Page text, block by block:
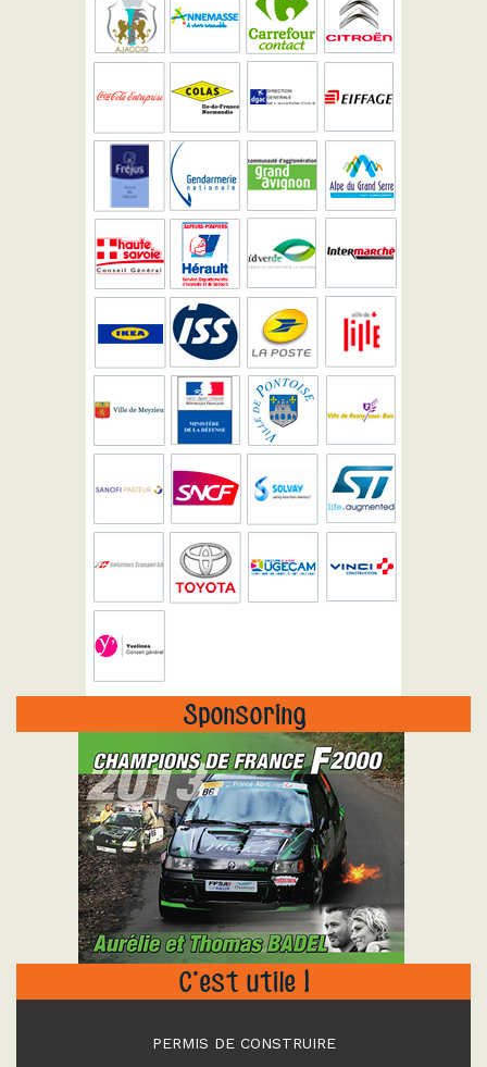
Sponsoring
"
C’est utile !
PERMIS DE CONSTRUIRE